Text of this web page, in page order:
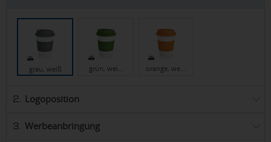
grau, weiß grün, wei… orange, we…
2. Logoposition
3. Werbeanbringung